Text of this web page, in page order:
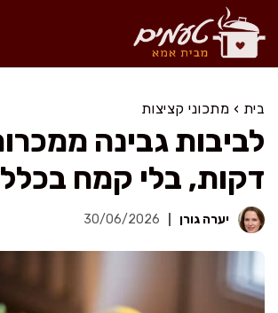
לדלג
לתוכן
בית › מתכוני קציצות
דקות, בלי קמח בכלל
יערה גורן 30/06/2026